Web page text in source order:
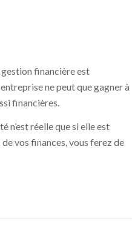
financière est
ne peut que gagner à
financières.
réelle que si elle est
vos finances, vous ferez de